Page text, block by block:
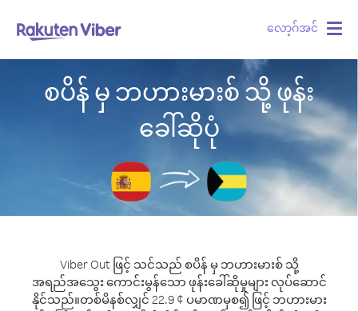
လော့ဂ်အင်
စပိန် မှ ဘဟားမားစ် သို့ ဖုန်း
ခေါ်ဆိုပုံ
Viber Out ဖြင့် သင်သည် စပိန် မှ ဘဟားမားစ် သို့
အရည်အသွေး ကောင်းမွန်သော ဖုန်းခေါ်ဆိုမှုများ လုပ်ဆောင်
နိုင်သည်။တစ်မိနစ်လျှင် 22.9 ¢ ပမာဏမှစ၍ ဖြင့် ဘဟားမား